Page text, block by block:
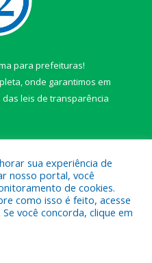
para prefeituras!
onde garantimos em
das leis de transparência
câmara de Paragominas.
sua experiência de
nosso portal, você
de cookies.
como isso é feito, acesse
Se você concorda, clique em